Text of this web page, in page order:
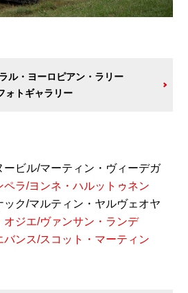
ル・ヨーロピアン・ラリー
ォトギャラリー
ービル/マーティン・ヴィーデガ
ペラ/ヨンネ・ハルットゥネン
ック/マルティン・ヤルヴェオヤ
オジエ/ヴァンサン・ランデ
バンス/スコット・マーティン